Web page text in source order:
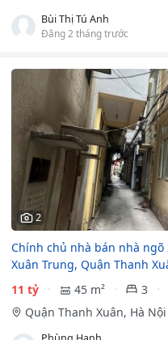
Bùi Thị Tú Anh
Đăng 2 tháng trước
2
Chính chủ nhà bán nhà ngõ
Xuân Trung, Quận Thanh
11 tỷ
45 m² 3
Quận Thanh Xuân, Hà Nội